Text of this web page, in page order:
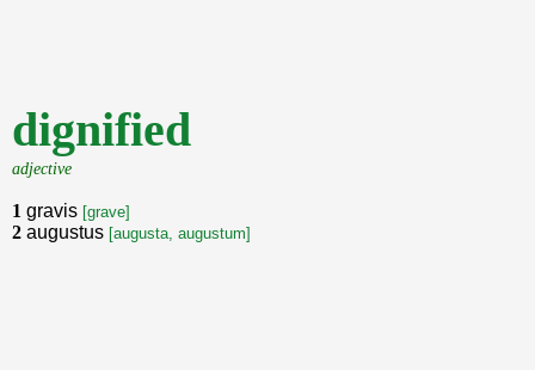
dignified
adjective
1 gravis [grave]
2 augustus [augusta, augustum]